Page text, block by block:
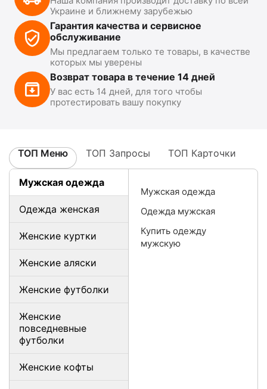
Украине и ближнему зарубежью
Гарантия качества и сервисное
обслуживание
Мы предлагаем только те товары, в качестве
которых мы уверены
Возврат товара в течение 14 дней
У вас есть 14 дней, для того чтобы
протестировать вашу покупку
ТОП Меню ТОП Запросы ТОП Карточки
Мужская одежда
Одежда женская
Женские куртки
Женские аляски
Женские футболки
Женские
повседневные
футболки
Женские кофты
Мужская одежда
Одежда мужская
Купить одежду
мужскую